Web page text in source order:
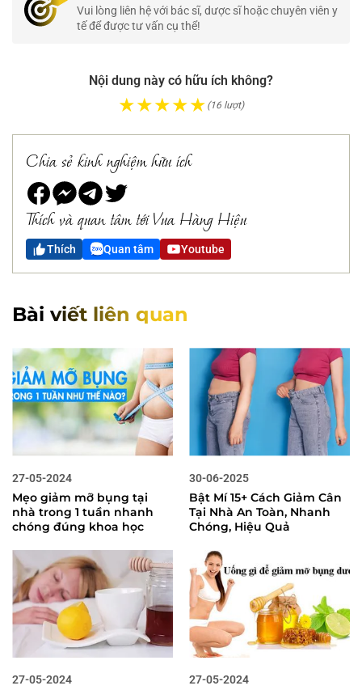
Vui lòng liên hệ với bác sĩ, dược sĩ hoặc chuyên viên y
tế để được tư vấn cụ thể!
Nội dung này có hữu ích không?
★★★★★ (16 lượt)
Chia sẻ kinh nghiệm hữu ích
Thích và quan tâm tới Vua Hàng Hiệu
Thích Quan tâm Youtube
Bài viết liên quan
27-05-2024
Mẹo giảm mỡ bụng tại
nhà trong 1 tuần nhanh
chóng đúng khoa học
30-06-2025
Bật Mí 15+ Cách Giảm Cân
Tại Nhà An Toàn, Nhanh
Chóng, Hiệu Quả
27-05-2024 27-05-2024